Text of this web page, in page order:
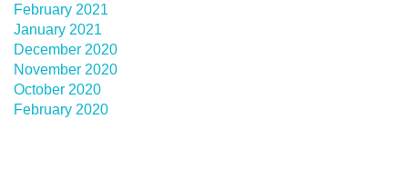
February 2021
January 2021
December 2020
November 2020
October 2020
February 2020